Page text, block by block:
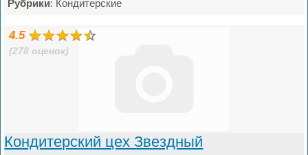
Рубрики: Кондитерские
4.5
(278 оценок)
Кондитерский цех Звездный